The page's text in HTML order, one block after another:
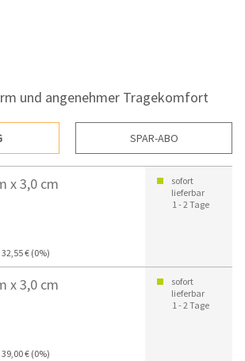
und angenehmer Tragekomfort
SPAR-ABO
x 3,0 cm
€ (0%)
sofort
lieferbar
1 - 2 Tage
x 3,0 cm
€ (0%)
sofort
lieferbar
1 - 2 Tage